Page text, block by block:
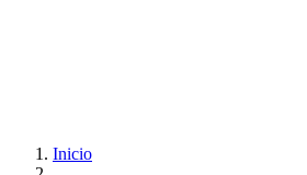
Inicio